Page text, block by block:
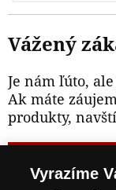
Vážený
Je nám ľúto,
Ak máte
produkty,
Vyrazíme